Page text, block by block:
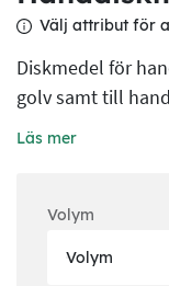
Välj attribut för
Diskmedel för
golv samt till
Läs mer
Volym
Volym